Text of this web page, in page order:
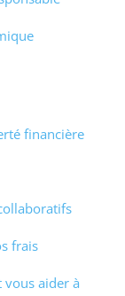
financière
frais
vous aider à